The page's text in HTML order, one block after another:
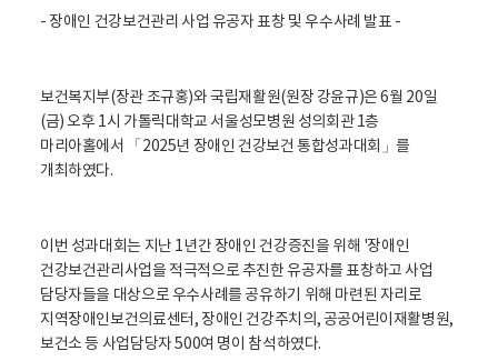
- 장애인 건강보건관리 사업 유공자 표창 및 우수사례 발표 -
보건복지부(장관 조규홍)와 국립재활원(원장 강윤규)은 6월 20일
(금) 오후 1시 가톨릭대학교 서울성모병원 성의회관 1층
마리아홀에서 「2025년 장애인 건강보건 통합성과대회」를
개최하였다.
이번 성과대회는 지난 1년간 장애인 건강증진을 위해 '장애인
건강보건관리사업을 적극적으로 추진한 유공자를 표창하고 사업
담당자들을 대상으로 우수사례를 공유하기 위해 마련된 자리로
지역장애인보건의료센터, 장애인 건강주치의, 공공어린이재활병원,
보건소 등 사업담당자 500여 명이 참석하였다.